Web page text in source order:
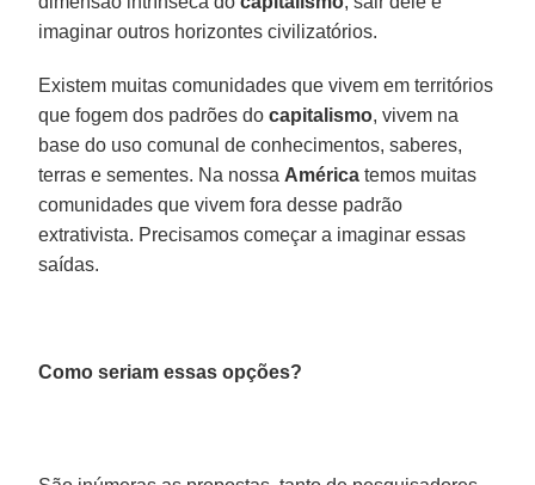
imaginar outros horizontes civilizatórios.
Existem muitas comunidades que vivem em territórios
que fogem dos padrões docapitalismo, vivem na
base do uso comunal de conhecimentos, saberes,
terras e sementes. Na nossa América temos muitas
comunidades que vivem fora desse padrão
extrativista. Precisamos começar a imaginar essas
saídas.
Como seriam essas opções?